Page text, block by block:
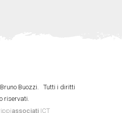
Buozzi. Tutti i diritti
riservati.
associati ICT